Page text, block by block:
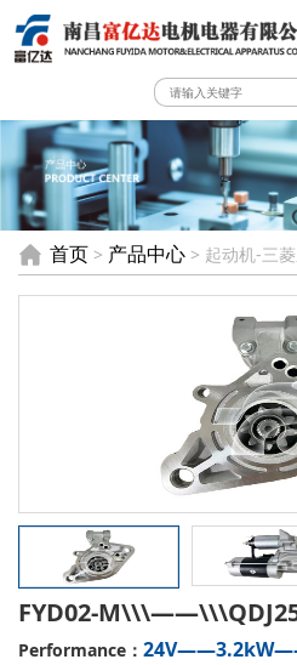
首页 > 产品中心 > 起动机-三
FYD02-
Performance：